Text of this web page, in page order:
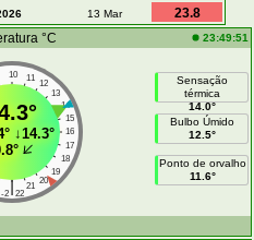
13 Mar
23.8
°C
23:49:51
10 11
12
13
14
15
16
17
18
19
20
21
|
-2 22
↓14.3°
Sensação
térmica
14.0°
Bulbo Úmido
12.5°
Ponto de orvalho
11.6°